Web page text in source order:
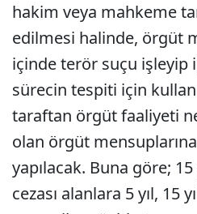
hakim veya mahkeme
edilmesi halinde, örgüt
içinde terör suçu işleyip
sürecin tespiti için
taraftan örgüt faaliyeti
olan örgüt
yapılacak. Buna göre;
cezası alanlara 5 yıl, 15